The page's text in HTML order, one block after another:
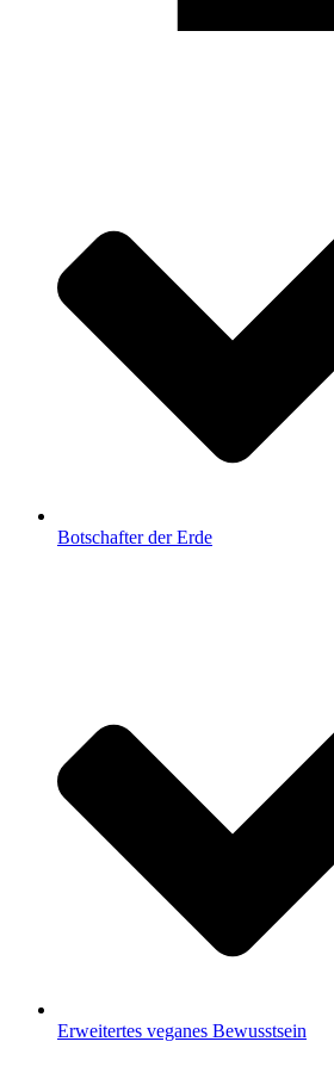
Botschafter der Erde
Erweitertes veganes Bewusstsein